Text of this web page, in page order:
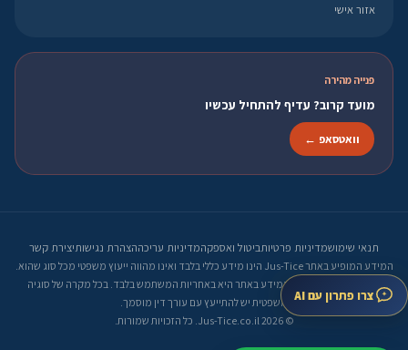
אזור אישי
פנייה מהירה
מועד קרוב? עדיף להתחיל עכשיו
וואטסאפ ←
תנאי שימושמדיניות פרטיותביטול ואספקהמדיניות עריכההצהרת נגישותיצירת קשר
המידע המופיע באתר Jus-Tice הינו מידע כללי בלבד ואינו מהווה ייעוץ משפטי מכל סוג שהוא.
קבלת החלטות על סמך המידע באתר היא באחריות המשתמש בלבד. בכל מקרה של סוגיה
משפטית יש להתייעץ עם עורך דין מוסמך.
© 2026 Jus-Tice.co.il. כל הזכויות שמורות.
צרו פתרון עם AI